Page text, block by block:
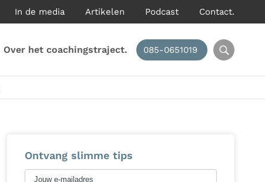
In de media Artikelen Podcast Contact.
Over het coachingstraject. 085-0651019
Ontvang slimme tips